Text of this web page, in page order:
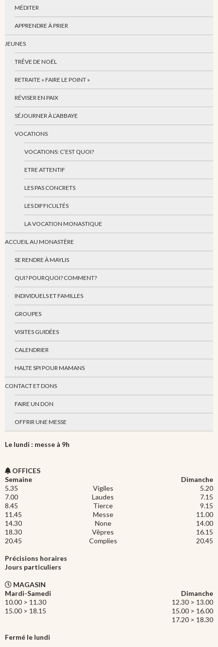
MÉDITER
APPRENDRE À PRIER
JEUNES
TRÊVE DE NOËL
RETRAITE « FAIRE LE POINT »
RÉVISER EN PAIX
SÉJOURNER À L’ABBAYE
VOCATIONS
VOCATIONS: C’EST QUOI?
ETRE ATTENTIF
LES PAS CONCRETS
LES DIFFICULTÉS
LA VOCATION MONASTIQUE
ACCUEIL AU MONASTÈRE
SE RENDRE À MAYLIS
QUI? POURQUOI? COMMENT?
INDIVIDUELS ET FAMILLES
GROUPES
VISITES GUIDÉES
CALENDRIER
HALTE SPI POUR MAMANS
CONTACT ET DONS
FAIRE UN DON
OFFRIR UNE MESSE
Le lundi : messe à 9h
OFFICES
Semaine
Dimanche
5.35
Vigiles
5.20
7.00
Laudes
7.15
8.45
Tierce
9.15
11.45
Messe
11.00
14.30
None
14.00
18.30
Vêpres
16.15
20.45
Complies 20.45
Précisions horaires
Jours particuliers
MAGASIN
Mardi-Samedi
Dimanche
10.00 > 11.30
12.30 > 13.00
15.00 > 18.15
15.00 > 16.00
17.20 > 18.30
Fermé le lundi